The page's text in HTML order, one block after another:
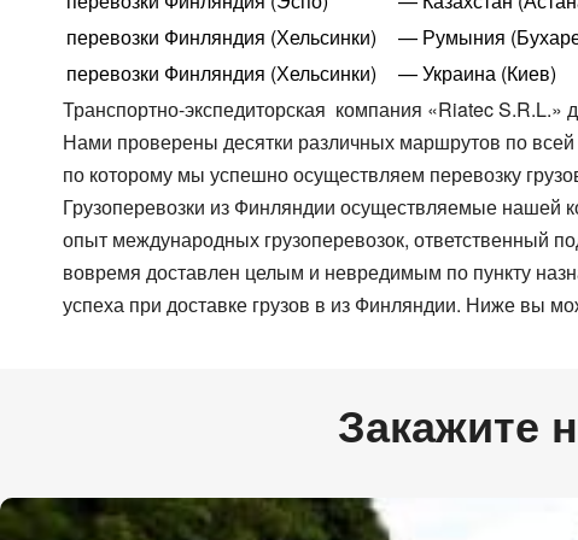
Цельномет. Изотерма
перевозки Финляндия (Хельсинки)
— Румыния
перевозки Финляндия (Хельсинки)
— Украина (Киев)
Транспортно-экспедиторская компания «Riatec
Нами проверены десятки различных маршрутов по
по которому мы успешно осуществляем перевозку
Грузоперевозки из Финляндии осуществляемые нашей
опыт международных грузоперевозок, ответственный
вовремя доставлен целым и невредимым по пункту
успеха при доставке грузов в из Финляндии. Ниже вы
Закажите